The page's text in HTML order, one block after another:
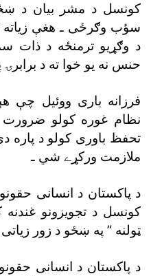
کونسل د مشر بيان د
سؤب وګرځى ـ هغې
د وګړيو ترمنځه د ذات
حنس نه يو خوا ته د برابرۍ
فرزانه بارى ووئيل چې
نظام غوره کولو ضرورت
تحفظ باورى کولو د پاره
ملازمت ورکړے شي ـ
د پاکستان د انسانى
کونسل د تجويزونو
ټولنه ” په ښځو د زور زياتى
د پاکستان د انسانى